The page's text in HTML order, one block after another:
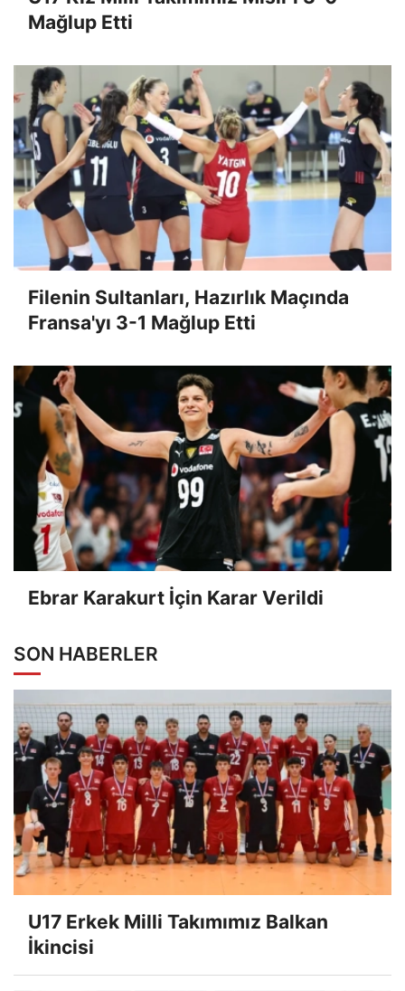
Mağlup Etti
Filenin Sultanları, Hazırlık Maçında
Fransa'yı 3-1 Mağlup Etti
Ebrar Karakurt İçin Karar Verildi
SON HABERLER
U17 Erkek Milli Takımımız Balkan
İkincisi